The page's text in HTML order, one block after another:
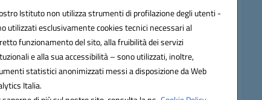
Istituto non utilizza strumenti di profilazione degli utenti -
utilizzati esclusivamente cookies tecnici necessari al
funzionamento del sito, alla fruibilità dei servizi
e alla sua accessibilità – sono utilizzati, inoltre,
statistici anonimizzati messi a disposizione da Web
Italia.